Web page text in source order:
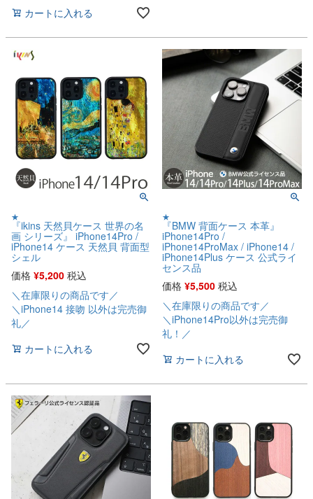
カートに入れる
★
『ikins 天然貝ケース 世界の名
画 シリーズ』 iPhone14Pro /
iPhone14 ケース 天然貝 背面型
シェル
価格 ¥5,200 税込
＼在庫限りの商品です／
＼iPhone14 接吻 以外は完売御
礼／
カートに入れる
★
『BMW 背面ケース 本革』
iPhone14Pro /
iPhone14ProMax / iPhone14 /
iPhone14Plus ケース 公式ライ
センス品
価格 ¥5,500 税込
＼在庫限りの商品です／
＼iPhone14Pro以外は完売御
礼！／
カートに入れる